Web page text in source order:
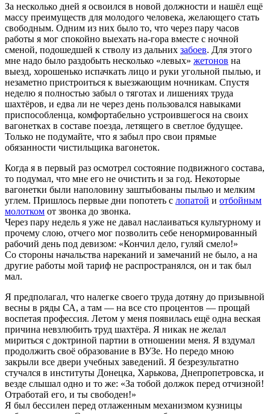
За несколько дней я освоился в новой должности и нашёл ещё
массу преимуществ для молодого человека, желающего стать
свободным. Одним из них было то, что через пару часов
работы я мог спокойно выехать на-гора вместе с ночной
сменой, подошедшей к стволу из дальних забоев. Для этого
мне надо было раздобыть несколько «левых» жетонов на
выезд, хорошенько испачкать лицо и руки угольной пылью, и
незаметно пристроиться к выезжающим ночникам. Спустя
неделю я полностью забыл о тяготах и лишениях труда
шахтёров, и едва ли не через день пользовался навыками
приспособленца, комфортабельно устроившегося на своих
вагонетках в составе поезда, летящего в светлое будущее.
Только не подумайте, что я забыл про свои прямые
обязанности чистильщика вагонеток.
Когда я в первый раз осмотрел состояние подвижного состава,
то подумал, что мне его не очистить и за год. Некоторые
вагонетки были наполовину заштыбованы пылью и мелким
углем. Пришлось первые дни попотеть с лопатой и отбойным
молотком от звонка до звонка.
Через пару недель я уже не давал наслаиваться культурному и
прочему слою, отчего мог позволить себе ненормированный
рабочий день под девизом: «Кончил дело, гуляй смело!»
Со стороны начальства нареканий и замечаний не было, а на
другие работы мой тариф не распространялся, он и так был
мал.
Я предполагал, что налегке своего труда дотяну до призывной
весны в ряды СА, а там — на все сто процентов — прощай
воспетая профессия. Летом у меня появилась ещё одна веская
причина невзлюбить труд шахтёра. Я никак не желал
мириться с доктриной партии в отношении меня. Я вздумал
продолжить своё образование в ВУЗе. Но передо мною
закрыли все двери учебных заведений. Я безрезультатно
стучался в институты Донецка, Харькова, Днепропетровска, и
везде слышал одно и то же: «За тобой должок перед отчизной!
Отработай его, и ты свободен!»
Я был бессилен перед отлаженным механизмом кузницы